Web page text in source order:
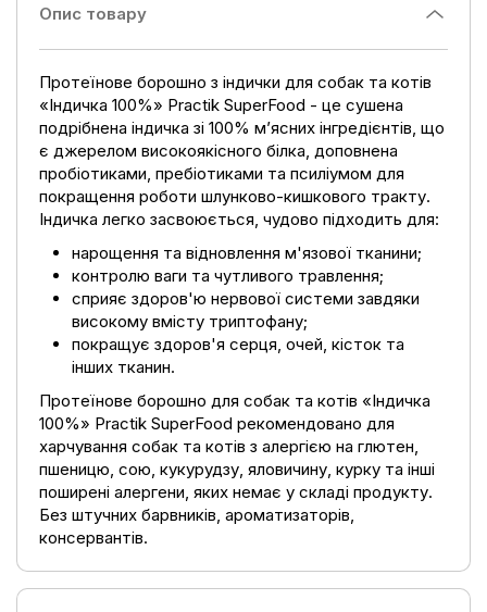
Опис товару
Протеїнове борошно з індички для собак та котів
«Індичка 100%» Practik SuperFood - це сушена
подрібнена індичка зі 100% м’ясних інгредієнтів, що
є джерелом високоякісного білка, доповнена
пробіотиками, пребіотиками та псиліумом для
покращення роботи шлунково-кишкового тракту.
Індичка легко засвоюється, чудово підходить для:
нарощення та відновлення м'язової тканини;
контролю ваги та чутливого травлення;
сприяє здоров'ю нервової системи завдяки
високому вмісту триптофану;
покращує здоров'я серця, очей, кісток та
інших тканин.
Протеїнове борошно для собак та котів «Індичка
100%» Practik SuperFood рекомендовано для
харчування собак та котів з алергією на глютен,
пшеницю, сою, кукурудзу, яловичину, курку та інші
поширені алергени, яких немає у складі продукту.
Без штучних барвників, ароматизаторів,
консервантів.